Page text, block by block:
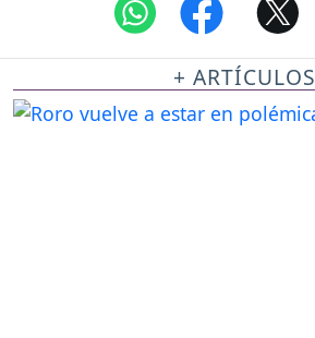
+ ARTÍCULOS